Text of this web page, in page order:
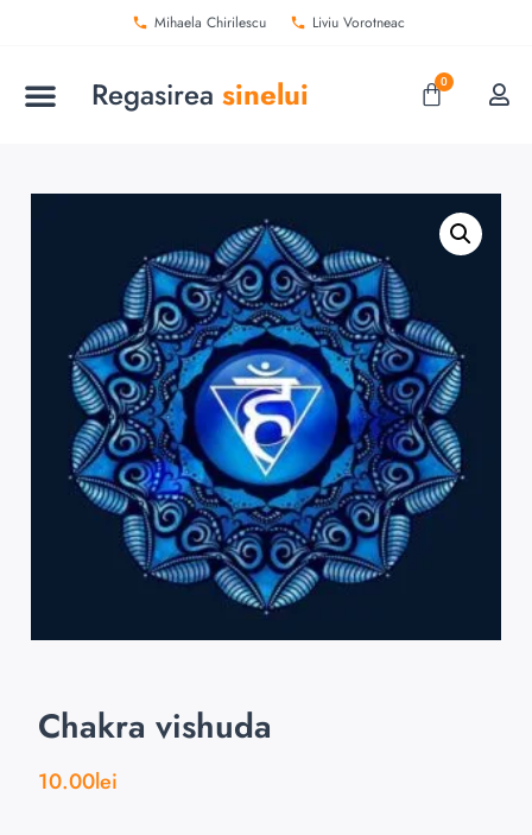
Mihaela Chirilescu Liviu Vorotneac
Regasireasinelui 0
Chakra vishuda
10.00lei